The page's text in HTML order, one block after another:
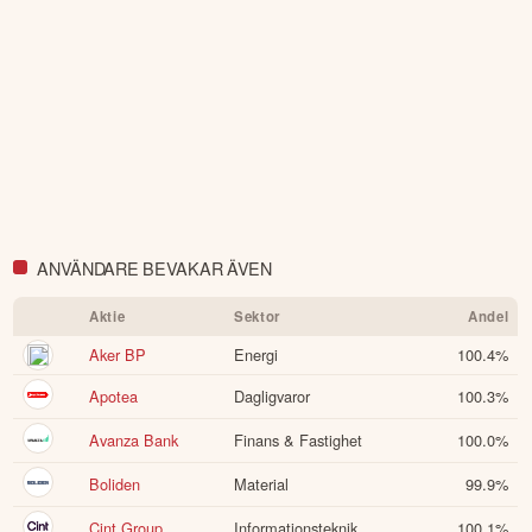
ANVÄNDARE BEVAKAR ÄVEN
Aktie Sektor Andel
Aker BP Energi 100.4%
Apotea
Dagligvaror 100.3%
Avanza Bank
Finans & Fastighet 100.0%
Boliden
Material 99.9%